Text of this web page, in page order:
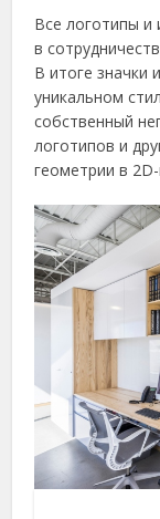
Все логотипы
в
В итоге значки
уникальном
собственный
логотипов и
геометрии в